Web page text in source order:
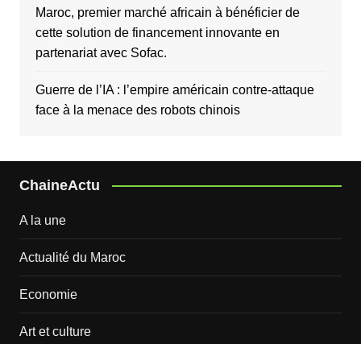
Maroc, premier marché africain à bénéficier de
cette solution de financement innovante en
partenariat avec Sofac.
Guerre de l’IA : l’empire américain contre-attaque
face à la menace des robots chinois
ChaineActu
A la une
Actualité du Maroc
Economie
Art et culture